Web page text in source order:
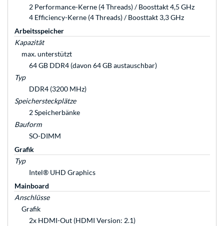
2 Performance-Kerne (4 Threads) / Boosttakt 4,5 GHz
4 Efficiency-Kerne (4 Threads) / Boosttakt 3,3 GHz
Arbeitsspeicher
Kapazität
max. unterstützt
64 GB DDR4 (davon 64 GB austauschbar)
Typ
DDR4 (3200 MHz)
Speichersteckplätze
2 Speicherbänke
Bauform
SO-DIMM
Grafik
Typ
Intel® UHD Graphics
Mainboard
Anschlüsse
Grafik
2x HDMI-Out (HDMI Version: 2.1)